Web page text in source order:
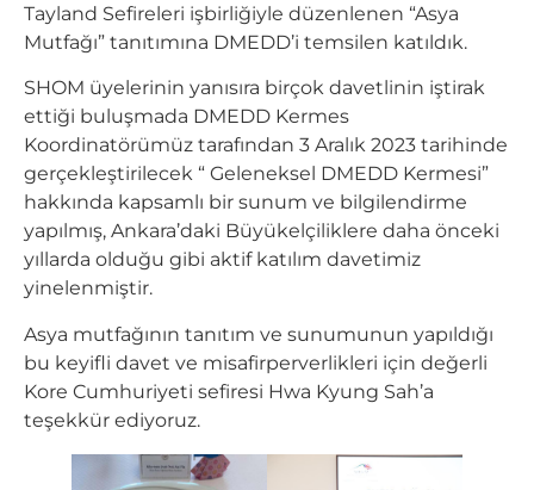
Tayland Sefireleri işbirliğiyle düzenlenen “Asya
Mutfağı” tanıtımına DMEDD’i temsilen katıldık.
SHOM üyelerinin yanısıra birçok davetlinin iştirak
ettiği buluşmada DMEDD Kermes
Koordinatörümüz tarafından 3 Aralık 2023 tarihinde
gerçekleştirilecek “ Geleneksel DMEDD Kermesi”
hakkında kapsamlı bir sunum ve bilgilendirme
yapılmış, Ankara’daki Büyükelçiliklere daha önceki
yıllarda olduğu gibi aktif katılım davetimiz
yinelenmiştir.
Asya mutfağının tanıtım ve sunumunun yapıldığı
bu keyifli davet ve misafirperverlikleri için değerli
Kore Cumhuriyeti sefiresi Hwa Kyung Sah’a
teşekkür ediyoruz.